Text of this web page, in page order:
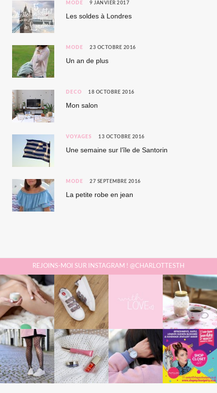
MODE 9 JANVIER 2017
Les soldes à Londres
MODE 23 OCTOBRE 2016
Un an de plus
DÉCO 18 OCTOBRE 2016
Mon salon
VOYAGES 13 OCTOBRE 2016
Une semaine sur l’île de Santorin
MODE 27 SEPTEMBRE 2016
La petite robe en jean
REJOINS-MOI SUR INSTAGRAM ! @CHARLOTTESTH